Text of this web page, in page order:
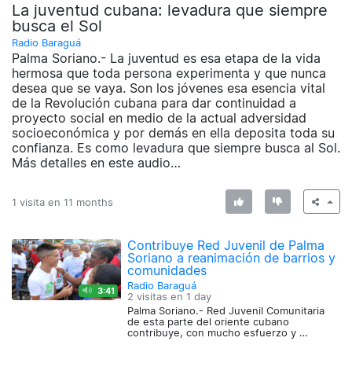
La juventud cubana: levadura que siempre
busca el Sol
Radio Baraguá
Palma Soriano.- La juventud es esa etapa de la vida
hermosa que toda persona experimenta y que nunca
desea que se vaya. Son los jóvenes esa esencia vital
de la Revolución cubana para dar continuidad a
proyecto social en medio de la actual adversidad
socioeconómica y por demás en ella deposita toda su
confianza. Es como levadura que siempre busca al Sol.
Más detalles en este audio…
1 visita en 11 months
3:41
Contribuye Red Juvenil de Palma
Soriano a reanimación de barrios y
comunidades
Radio Baraguá
2 visitas en 1 day
Palma Soriano.- Red Juvenil Comunitaria
de esta parte del oriente cubano
contribuye, con mucho esfuerzo y …